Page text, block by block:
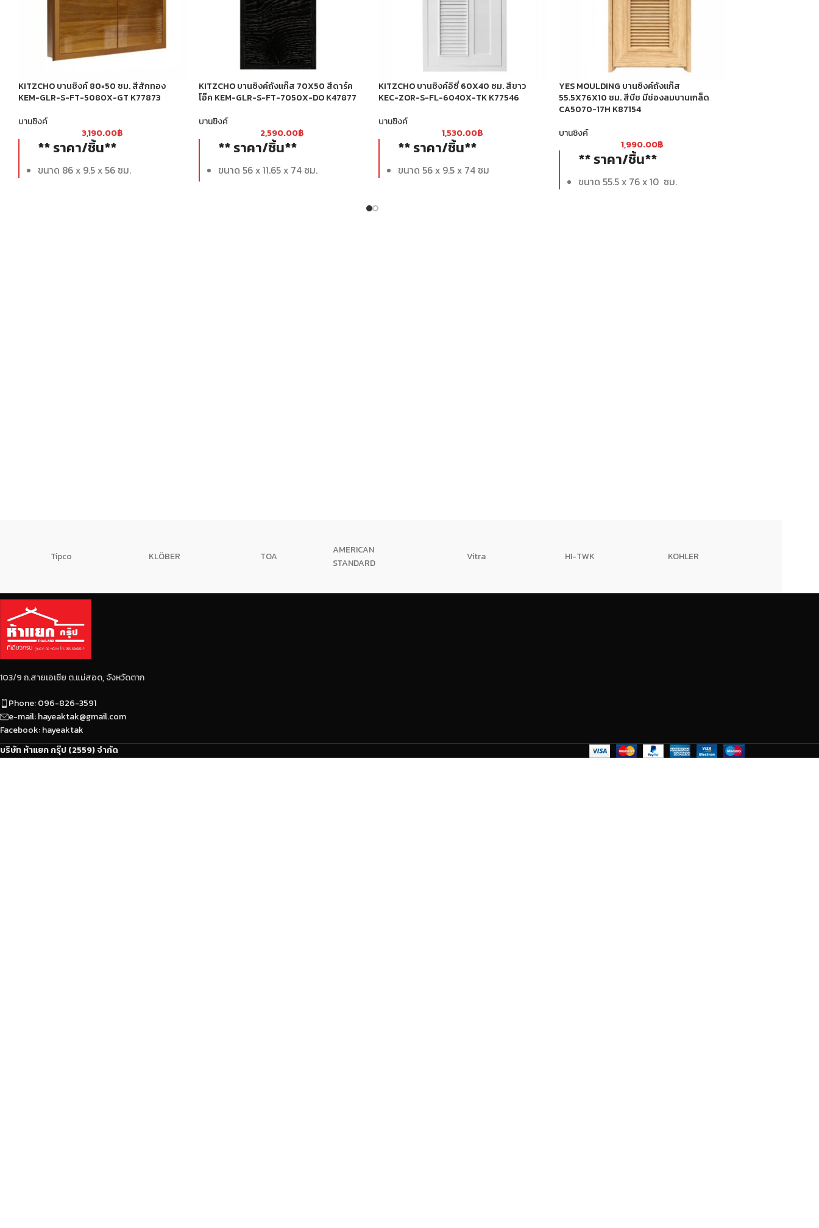
KITZCHO บานซิงค์ 80×50 ซม. สีสักทอง
KEM-GLR-S-FT-5080X-GT K77873
บานซิงค์
3,190.00฿
** ราคา/ชิ้น**
ขนาด 86 x 9.5 x 56 ซม.
KITZCHO บานซิงค์ถังแก๊ส 70X50 สีดาร์ค
โอ๊ค KEM-GLR-S-FT-7050X-DO K47877
บานซิงค์
2,590.00฿
** ราคา/ชิ้น**
ขนาด 56 x 11.65 x 74 ซม.
KITZCHO บานซิงค์อิซี่ 60X40 ซม. สีขาว
KEC-ZOR-S-FL-6040X-TK K77546
บานซิงค์
1,530.00฿
** ราคา/ชิ้น**
ขนาด 56 x 9.5 x 74 ซม
YES MOULDING บานซิงค์ถังแก๊ส
55.5X76X10 ซม. สีบีช มีช่องลมบานเกล็ด
CA5070-17H K87154
บานซิงค์
1,990.00฿
** ราคา/ชิ้น**
ขนาด 55.5 x 76 x 10 ซม.
Tipco KLÖBER TOA
AMERICAN
STANDARD
Vitra HI-TWK KOHLER
103/9 ถ.สายเอเซีย ต.แม่สอด, จังหวัดตาก
Phone: 096-826-3591
e-mail: hayeaktak@gmail.com
Facebook: hayeaktak
บริษัท ห้าแยก กรุ๊ป (2559) จำกัด